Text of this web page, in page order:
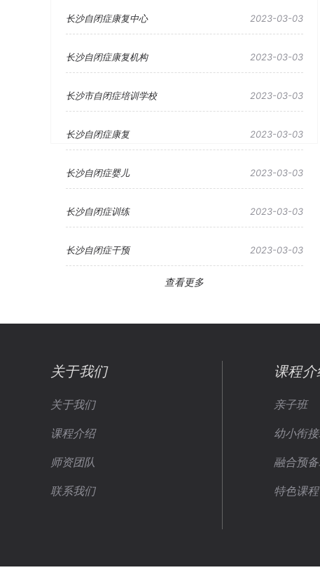
长沙自闭症康复中心 2023-03-03
长沙自闭症康复机构 2023-03-03
长沙市自闭症培训学校 2023-03-03
长沙自闭症康复 2023-03-03
长沙自闭症婴儿 2023-03-03
长沙自闭症训练 2023-03-03
长沙自闭症干预 2023-03-03
查看更多
关于我们
关于我们
课程介绍
师资团队
联系我们
课程介
亲子班
幼小衔
融合预
特色课程